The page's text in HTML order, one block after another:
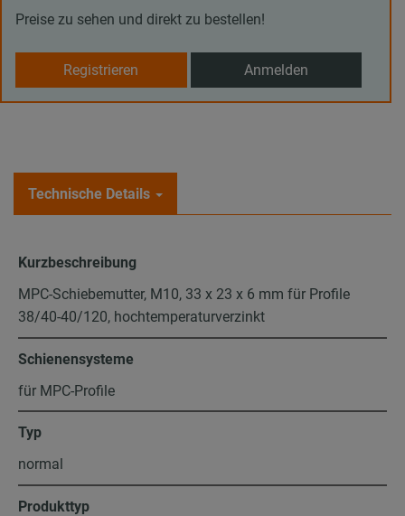
Preise zu sehen und direkt zu bestellen!
Registrieren Anmelden
Technische Details
Kurzbeschreibung
MPC-Schiebemutter, M10, 33 x 23 x 6 mm für Profile
38/40-40/120, hochtemperaturverzinkt
Schienensysteme
für MPC-Profile
Typ
normal
Produkttyp